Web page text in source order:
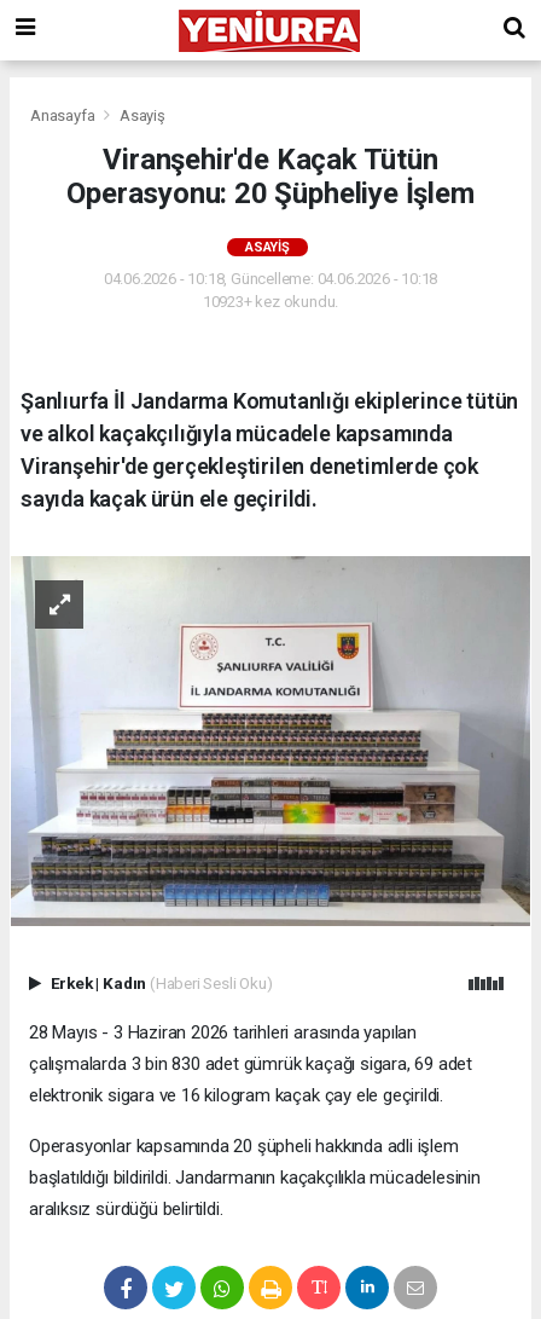
Anasayfa Asayiş
Viranşehir'de Kaçak Tütün
Operasyonu: 20 Şüpheliye İşlem
ASAYIŞ
04.06.2026 - 10:18, Güncelleme: 04.06.2026 - 10:18
10923+ kez okundu.
Şanlıurfa İl Jandarma Komutanlığı ekiplerince tütün
ve alkol kaçakçılığıyla mücadele kapsamında
Viranşehir'de gerçekleştirilen denetimlerde çok
sayıda kaçak ürün ele geçirildi.
Erkek| Kadın (Haberi Sesli Oku)
28 Mayıs - 3 Haziran 2026 tarihleri arasında yapılan
çalışmalarda 3 bin 830 adet gümrük kaçağı sigara, 69 adet
elektronik sigara ve 16 kilogram kaçak çay ele geçirildi.
Operasyonlar kapsamında 20 şüpheli hakkında adli işlem
başlatıldığı bildirildi. Jandarmanın kaçakçılıkla mücadelesinin
aralıksız sürdüğü belirtildi.